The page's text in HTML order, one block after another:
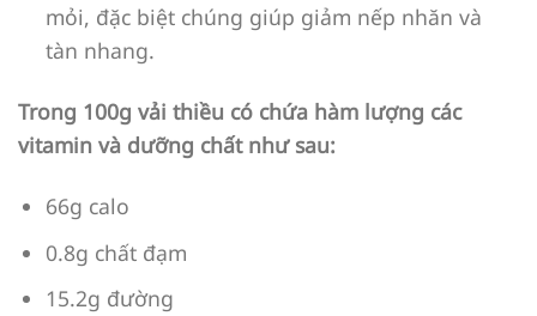
mỏi, đặc biệt chúng giúp giảm nếp nhăn và
tàn nhang.
Trong 100g vải thiều có chứa hàm lượng các
vitamin và dưỡng chất như sau:
66g calo
0.8g chất đạm
15.2g đường